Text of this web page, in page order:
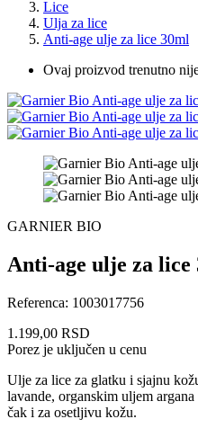
Lice
Ulja za lice
Anti-age ulje za lice 30ml
Ovaj proizvod trenutno
GARNIER BIO
Anti-age ulje za lice
Referenca: 1003017756
1.199,00 RSD
Porez je uključen u cenu
Ulje za lice za glatku i sjajnu
lavande, organskim uljem
čak i za osetljivu kožu.